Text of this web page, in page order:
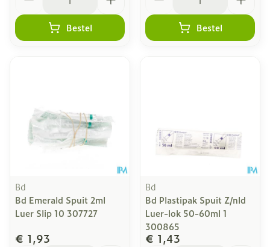
Bestel Bestel
Bd
Bd Emerald Spuit 2ml
Luer Slip 10 307727
€ 1,93
Bd
Bd Plastipak Spuit Z/nld
Luer-lok 50-60ml 1
300865
€ 1,43